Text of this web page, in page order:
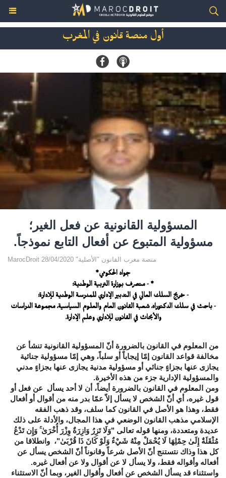
أول منصة قانون في المغرب
المسؤولية القانونية عن فعل الغير؛
مسؤولية المتبوع عن أفعال التابع نموذجاً.
MarocDroit منصة مغرب القانون "الأصلية" 28/04/2020
جواد الحكومي*
* - متصرف بوزارة التربية الوطنية؛
- خريج السلك العالي في التدبير الإداري للمدرسة الوطنية للإدارة؛
- باحث في سلك الدكتوراه، شعبة القانون العام والعلوم السياسية، مجموعة الدراسات
والأبحاث في القانون للإداري وعلم الإدارة.
من المعلوم في القانون بالضرورة أنّ المسؤولية القانونية تنشأ عن
مخالفة قواعد القانون إمّا إيجاباً أو سلباً، وهي إمّا مسؤولية جنائية
يجازى عنها بجزاءٍ جنائي أو مسؤولية مدنية يجازى عنها بجزاءٍ مدني
والمسؤولية الإدارية جزء من هذه الأخيرة.
ومن المعلوم في القانون بالضرورة أيضاً، أن لا أحد يسأل عن فعل أو
قول غيره، أي أنّ الشخص لا يسأل إلاّ عمّا بدر منه من أقوال أو أفعال
فقط، وهذا هو الأصل في القانون كما سلف، وقد ذهب الفقه
الإسلامي مذهب القانون الوضعي في هذا المجال، والأدلة على ذلك
عديدة ومتعددة، ومنها قوله تعالى "وَلَا تَزِرُ وَازِرَةٌ وِزْرَ أُخْرَىٰ ۚ وَإِن تَدْعُ
مُثْقَلَةٌ إِلَىٰ حِمْلِهَا لَا يُحْمَلْ مِنْهُ شَيْءٌ وَلَوْ كَانَ ذَا قُرْبَىٰ"، وانطلاقا من
كل هذا وذاك نتستنج أنّ الأصل شرعاً وقانوناً أنّ الشخص يسأل عن
أفعاله وأقواله فقط، ولا يسأل لا عن أقوال ولا عن أفعال غيره.
واستثناء قد يسأل الشخص عن أفعال وأقوال الغير، وبما أنّ الاستثناء